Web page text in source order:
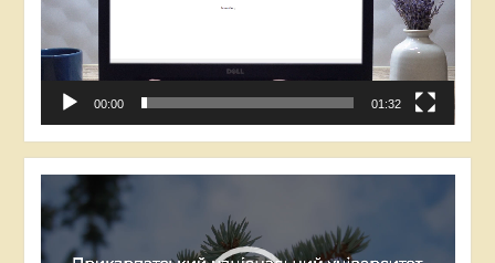
00:00 01:32
Відеопрогравач